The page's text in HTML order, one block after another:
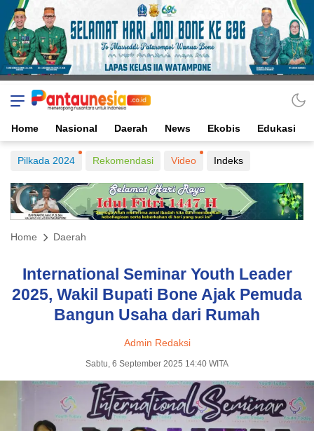
Home Nasional Daerah News Ekobis Edukasi
Pilkada 2024 Rekomendasi Video Indeks
Home Daerah
International Seminar Youth Leader
2025, Wakil Bupati Bone Ajak Pemuda
Bangun Usaha dari Rumah
Admin Redaksi
Sabtu, 6 September 2025 14:40 WITA